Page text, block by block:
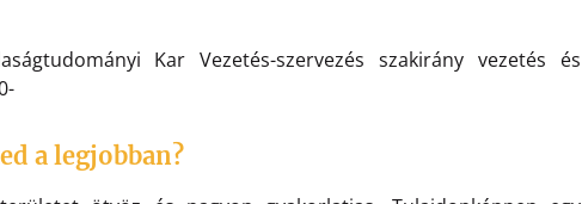
Kar Vezetés-szervezés szakirány vezetés és
a legjobban?